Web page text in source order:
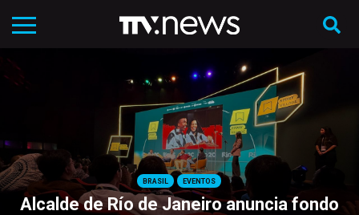
BRASIL EVENTOS
Alcalde de Río de Janeiro anuncia fondo